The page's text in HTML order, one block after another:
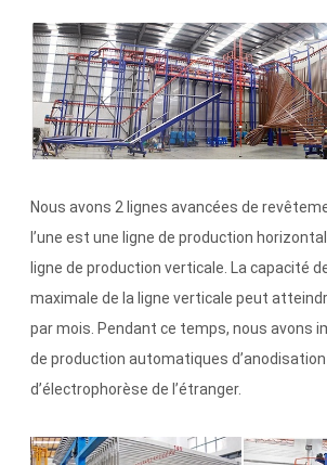
Nous avons 2 lignes avancées de
l’une est une ligne de production
ligne de production verticale. La capacité
maximale de la ligne verticale peut
par mois. Pendant ce temps, nous avons
de production automatiques
d’électrophorèse de l’étranger.